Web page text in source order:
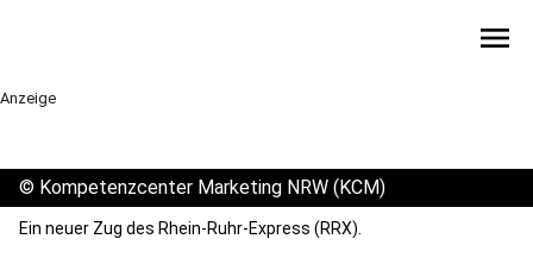
menu
Anzeige
© Kompetenzcenter Marketing NRW (KCM)
Ein neuer Zug des Rhein-Ruhr-Express (RRX).